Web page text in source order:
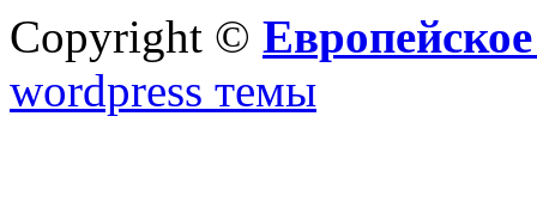
Copyright ©
wordpress темы